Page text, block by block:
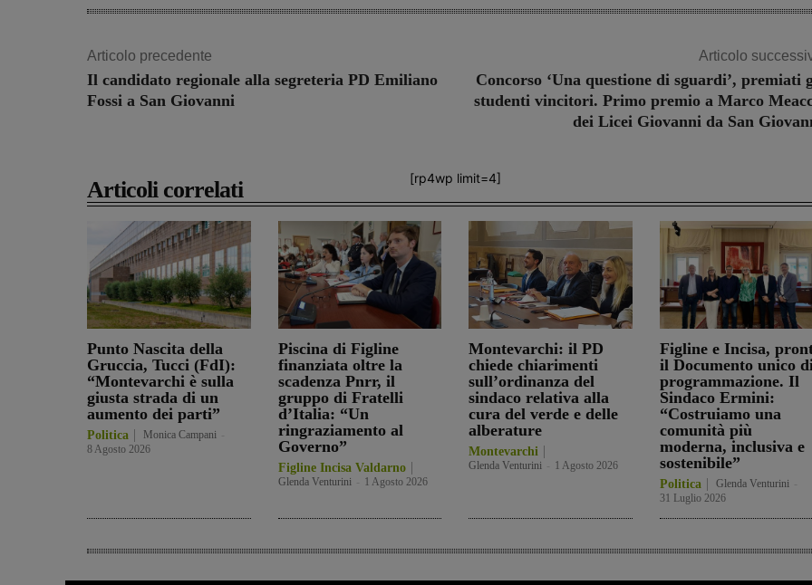
Articolo precedente
Il candidato regionale alla segreteria PD Emiliano
Fossi a San Giovanni
Articolo
Concorso ‘Una questione di sguardi’, premiati
studenti vincitori. Primo premio a Marco
dei Licei Giovanni da San
[rp4wp limit=4]
Articoli correlati
Punto Nascita della
Gruccia, Tucci (FdI):
“Montevarchi è sulla
giusta strada di un
aumento dei parti”
Politica Monica Campani
8 Agosto 2026
Piscina di Figline
finanziata oltre la
scadenza Pnrr, il
gruppo di Fratelli
d’Italia: “Un
ringraziamento al
Governo”
Figline Incisa Valdarno
Glenda Venturini 1 Agosto 2026
Montevarchi: il PD
chiede chiarimenti
sull’ordinanza del
sindaco relativa alla
cura del verde e delle
alberature
Montevarchi
Glenda Venturini 1 Agosto 2026
Figline e Incisa,
il Documento unico
programmazione. Il
Sindaco Ermini:
“Costruiamo una
comunità più
moderna, inclusiva e
sostenibile”
Politica Glenda Venturini
31 Luglio 2026